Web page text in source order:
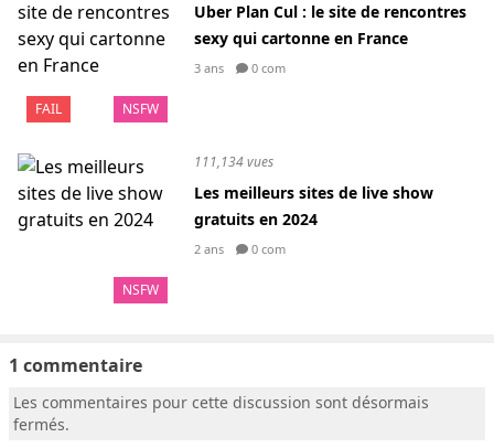
FAIL NSFW
Uber Plan Cul : le site de rencontres
sexy qui cartonne en France
3 ans 0 com
NSFW
111,134 vues
Les meilleurs sites de live show
gratuits en 2024
2 ans 0 com
1 commentaire
Les commentaires pour cette discussion sont désormais
fermés.